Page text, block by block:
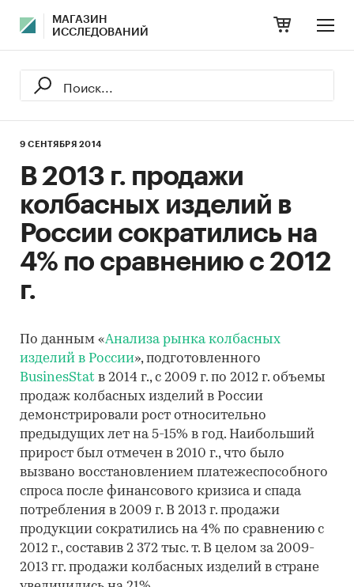
МАГАЗИН
ИССЛЕДОВАНИЙ
9 СЕНТЯБРЯ 2014
В 2013 г. продажи
колбасных изделий в
России сократились на
4% по сравнению с 2012
г.
По данным «Анализа рынка колбасных
изделий в России», подготовленного
BusinesStat в 2014 г., с 2009 г. по 2012 г. объемы
продаж колбасных изделий в России
демонстрировали рост относительно
предыдущих лет на 5-15% в год. Наибольший
прирост был отмечен в 2010 г., что было
вызвано восстановлением платежеспособного
спроса после финансового кризиса и спада
потребления в 2009 г. В 2013 г. продажи
продукции сократились на 4% по сравнению с
2012 г., составив 2 372 тыс. т. В целом за 2009-
2013 гг. продажи колбасных изделий в стране